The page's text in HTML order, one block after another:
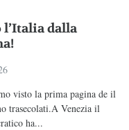
l’Italia dalla
visto la prima pagina de il
trasecolati.A Venezia il
ha...